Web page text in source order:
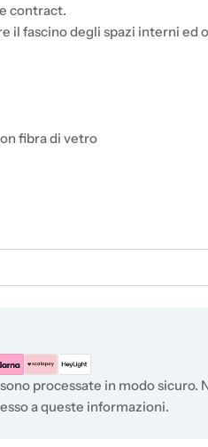
contract.
il fascino degli spazi interni ed
fibra di vetro
processate in modo sicuro.
a queste informazioni.